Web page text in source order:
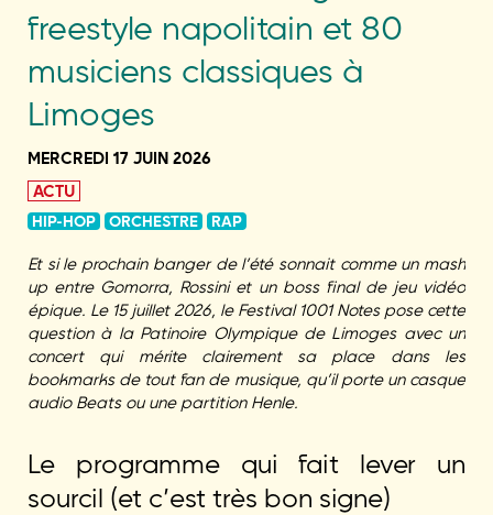
freestyle napolitain et 80
musiciens classiques à
Limoges
MERCREDI 17 JUIN 2026
ACTU
HIP-HOP ORCHESTRE RAP
Et si le prochain banger de l’été sonnait comme un mash
up entre Gomorra, Rossini et un boss final de jeu vidéo
épique. Le 15 juillet 2026, le Festival 1001 Notes pose cette
question à la Patinoire Olympique de Limoges avec un
concert qui mérite clairement sa place dans les
bookmarks de tout fan de musique, qu’il porte un casque
audio Beats ou une partition Henle.
Le programme qui fait lever un
sourcil (et c’est très bon signe)